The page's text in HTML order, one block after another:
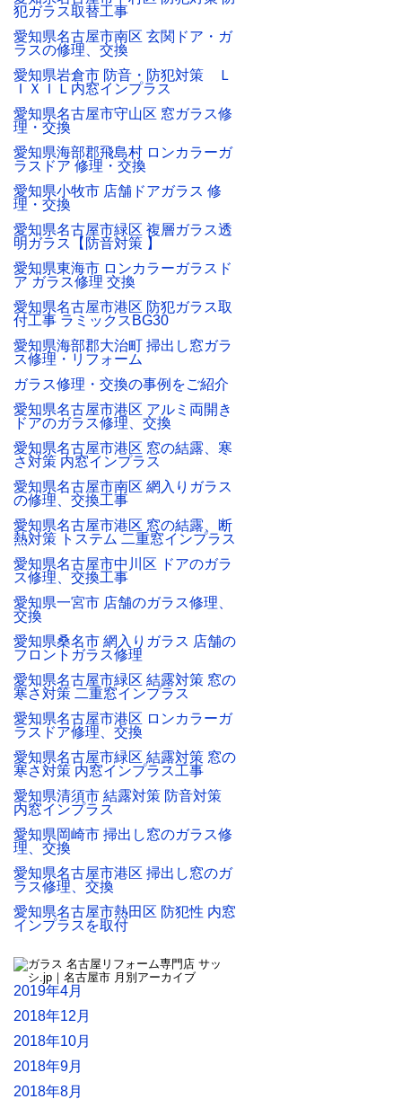
犯ガラス取替工事
愛知県名古屋市南区 玄関ドア・ガ
ラスの修理、交換
愛知県岩倉市 防音・防犯対策 Ｌ
ＩＸＩＬ内窓インプラス
愛知県名古屋市守山区 窓ガラス修
理・交換
愛知県海部郡飛島村 ロンカラーガ
ラスドア 修理・交換
愛知県小牧市 店舗ドアガラス 修
理・交換
愛知県名古屋市緑区 複層ガラス透
明ガラス【防音対策 】
愛知県東海市 ロンカラーガラスド
ア ガラス修理 交換
愛知県名古屋市港区 防犯ガラス取
付工事 ラミックスBG30
愛知県海部郡大治町 掃出し窓ガラ
ス修理・リフォーム
ガラス修理・交換の事例をご紹介
愛知県名古屋市港区 アルミ両開き
ドアのガラス修理、交換
愛知県名古屋市港区 窓の結露、寒
さ対策 内窓インプラス
愛知県名古屋市南区 網入りガラス
の修理、交換工事
愛知県名古屋市港区 窓の結露、断
熱対策 トステム 二重窓インプラス
愛知県名古屋市中川区 ドアのガラ
ス修理、交換工事
愛知県一宮市 店舗のガラス修理、
交換
愛知県桑名市 網入りガラス 店舗の
フロントガラス修理
愛知県名古屋市緑区 結露対策 窓の
寒さ対策 二重窓インプラス
愛知県名古屋市港区 ロンカラーガ
ラスドア修理、交換
愛知県名古屋市緑区 結露対策 窓の
寒さ対策 内窓インプラス工事
愛知県清須市 結露対策 防音対策
内窓インプラス
愛知県岡崎市 掃出し窓のガラス修
理、交換
愛知県名古屋市港区 掃出し窓のガ
ラス修理、交換
愛知県名古屋市熱田区 防犯性 内窓
インプラスを取付
2019年4月
2018年12月
2018年10月
2018年9月
2018年8月